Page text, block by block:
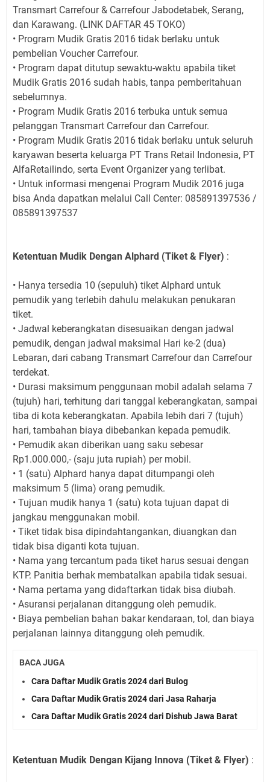
Transmart Carrefour & Carrefour Jabodetabek, Serang,
dan Karawang. (LINK DAFTAR 45 TOKO)
• Program Mudik Gratis 2016 tidak berlaku untuk
pembelian Voucher Carrefour.
• Program dapat ditutup sewaktu-waktu apabila tiket
Mudik Gratis 2016 sudah habis, tanpa pemberitahuan
sebelumnya.
• Program Mudik Gratis 2016 terbuka untuk semua
pelanggan Transmart Carrefour dan Carrefour.
• Program Mudik Gratis 2016 tidak berlaku untuk seluruh
karyawan beserta keluarga PT Trans Retail Indonesia, PT
AlfaRetailindo, serta Event Organizer yang terlibat.
• Untuk informasi mengenai Program Mudik 2016 juga
bisa Anda dapatkan melalui Call Center: 085891397536 /
085891397537
Ketentuan Mudik Dengan Alphard (Tiket & Flyer) :
• Hanya tersedia 10 (sepuluh) tiket Alphard untuk
pemudik yang terlebih dahulu melakukan penukaran
tiket.
• Jadwal keberangkatan disesuaikan dengan jadwal
pemudik, dengan jadwal maksimal Hari ke-2 (dua)
Lebaran, dari cabang Transmart Carrefour dan Carrefour
terdekat.
• Durasi maksimum penggunaan mobil adalah selama 7
(tujuh) hari, terhitung dari tanggal keberangkatan, sampai
tiba di kota keberangkatan. Apabila lebih dari 7 (tujuh)
hari, tambahan biaya dibebankan kepada pemudik.
• Pemudik akan diberikan uang saku sebesar
Rp1.000.000,- (saju juta rupiah) per mobil.
• 1 (satu) Alphard hanya dapat ditumpangi oleh
maksimum 5 (lima) orang pemudik.
• Tujuan mudik hanya 1 (satu) kota tujuan dapat di
jangkau menggunakan mobil.
• Tiket tidak bisa dipindahtangankan, diuangkan dan
tidak bisa diganti kota tujuan.
• Nama yang tercantum pada tiket harus sesuai dengan
KTP. Panitia berhak membatalkan apabila tidak sesuai.
• Nama pertama yang didaftarkan tidak bisa diubah.
• Asuransi perjalanan ditanggung oleh pemudik.
• Biaya pembelian bahan bakar kendaraan, tol, dan biaya
perjalanan lainnya ditanggung oleh pemudik.
BACA JUGA
Cara Daftar Mudik Gratis 2024 dari Bulog
Cara Daftar Mudik Gratis 2024 dari Jasa Raharja
Cara Daftar Mudik Gratis 2024 dari Dishub Jawa Barat
Ketentuan Mudik Dengan Kijang Innova (Tiket & Flyer) :